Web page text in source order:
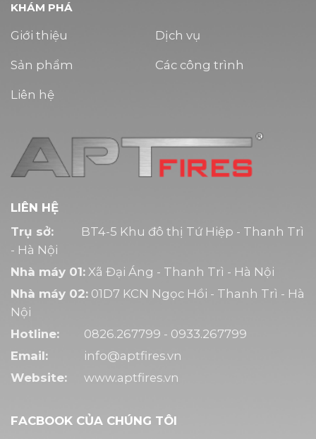
KHÁM PHÁ
Giới thiệu
Sản phẩm
Liên hệ
Dịch vụ
Các công trình
LIÊN HỆ
Trụ sở:
BT4-5 Khu đô thị Tứ Hiệp - Thanh Trì
- Hà Nội
Nhà máy 01: Xã Đại Áng - Thanh Trì - Hà Nội
Nhà máy 02: 01D7 KCN Ngọc Hồi - Thanh Trì - Hà
Nội
Hotline:
0826.267799 - 0933.267799
Email:
info@aptfires.vn
Website:
www.aptfires.vn
FACBOOK CỦA CHÚNG TÔI